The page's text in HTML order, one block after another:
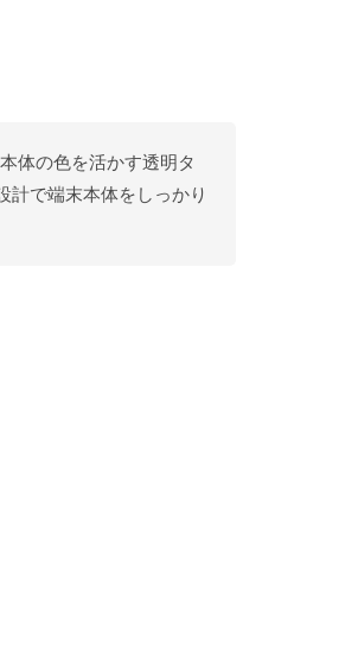
体の色を活かす透明タ
計で端末本体をしっかり